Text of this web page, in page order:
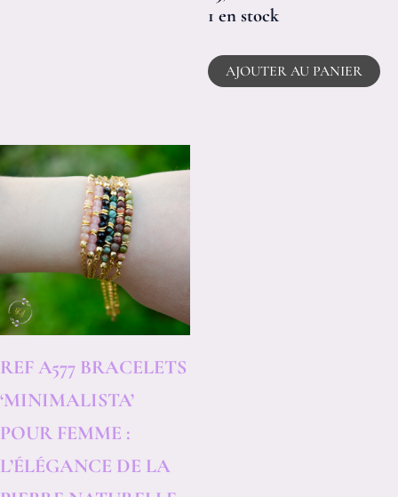
1 en stock
AJOUTER AU PANIER
REF A577 BRACELETS
‘MINIMALISTA’
POUR FEMME :
L’ÉLÉGANCE DE LA
Ce
plusieurs
variations.
Les
options
sur